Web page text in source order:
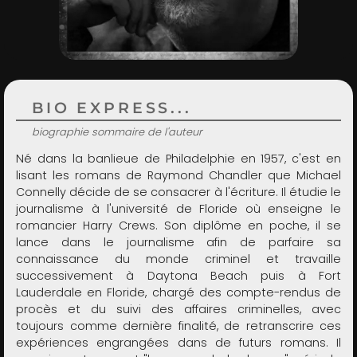
BIO EXPRESS...
biographie sommaire de l'auteur
Né dans la banlieue de Philadelphie en 1957, c'est en
lisant les romans de Raymond Chandler que Michael
Connelly décide de se consacrer à l'écriture. Il étudie le
journalisme à l'université de Floride où enseigne le
romancier Harry Crews. Son diplôme en poche, il se
lance dans le journalisme afin de parfaire sa
connaissance du monde criminel et travaille
successivement à Daytona Beach puis à Fort
Lauderdale en Floride, chargé des compte-rendus de
procès et du suivi des affaires criminelles, avec
toujours comme dernière finalité, de retranscrire ces
expériences engrangées dans de futurs romans. Il